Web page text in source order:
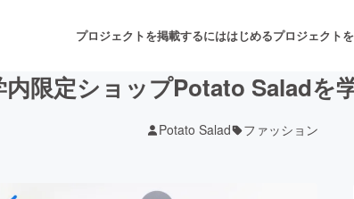
プロジェクトを掲載するにははじめるプロジェクト
限定ショップPotato Saladを
Potato Salad ファッション